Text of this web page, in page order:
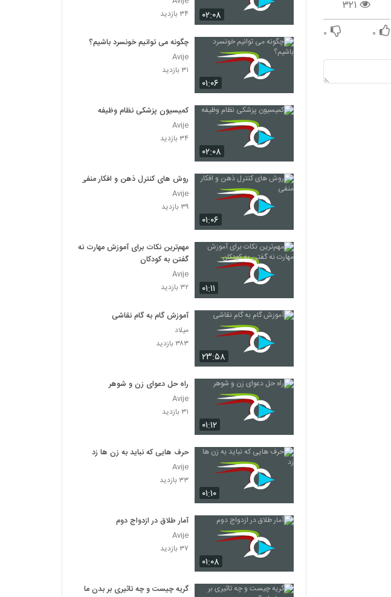
۳۲۱
۰ ۰
۰۲:۰۸
۳۴ بازدید
۰۱:۰۶
چگونه می توانیم خونسرد باشیم؟
Avije
۳۱ بازدید
۰۲:۰۸
کمیسیون پزشکی نظام وظیفه
Avije
۳۴ بازدید
۰۱:۰۶
روش های کنترل ذهن و افکار منفی
Avije
۳۹ بازدید
۰۱:۱۱
مهم‌ترین نکات برای آموزش مهارت نه
گفتن به کودکان
Avije
۳۲ بازدید
۲۳:۵۸
آموزش گام به گام نقاشی
میلاد
۳۸۳ بازدید
۰۱:۱۲
راه حل دعوای زن و شوهر
Avije
۳۱ بازدید
۰۱:۱۰
حرف هایی که نباید به زن ها زد
Avije
۳۳ بازدید
۰۱:۰۸
آمار طلاق در ازدواج دوم
Avije
۳۷ بازدید
گریه چیست و چه تاثیری بر بدن ما